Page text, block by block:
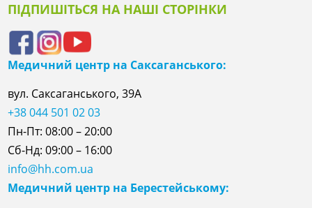
ПІДПИШІТЬСЯ НА НАШІ СТОРІНКИ
Медичний центр на Саксаганського:
вул. Саксаганського, 39А
+38 044 501 02 03
Пн-Пт: 08:00 – 20:00
Сб-Нд: 09:00 – 16:00
info@hh.com.ua
Медичний центр на Берестейському: